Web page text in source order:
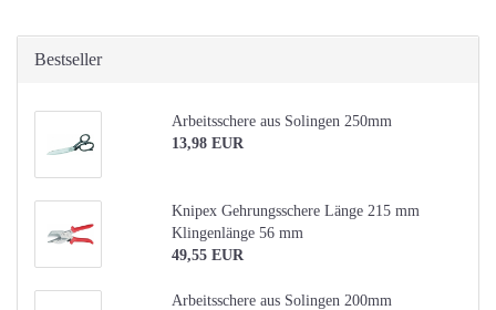
Bestseller
Arbeitsschere aus Solingen 250mm
13,98 EUR
Knipex Gehrungsschere Länge 215 mm
Klingenlänge 56 mm
49,55 EUR
Arbeitsschere aus Solingen 200mm